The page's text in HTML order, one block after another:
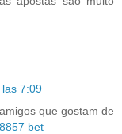
7:09
que gostam de
8857 bet